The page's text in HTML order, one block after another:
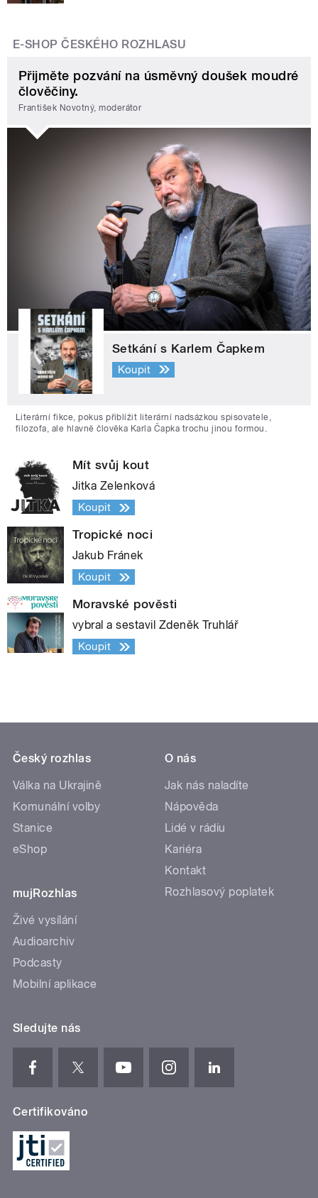
E-SHOP ČESKÉHO ROZHLASU
Přijměte pozvání na úsměvný doušek moudré
člověčiny.
František Novotný, moderátor
Setkání s Karlem Čapkem
Koupit
Literární fikce, pokus přiblížit literární nadsázkou spisovatele,
filozofa, ale hlavně člověka Karla Čapka trochu jinou formou.
Mít svůj kout
Jitka Zelenková
Koupit
Tropické noci
Jakub Fránek
Koupit
Moravské pověsti
vybral a sestavil Zdeněk Truhlář
Koupit
Český rozhlas
Válka na Ukrajině
Komunální volby
Stanice
eShop
mujRozhlas
Živé vysílání
Audioarchiv
Podcasty
Mobilní aplikace
O nás
Jak nás naladíte
Nápověda
Lidé v rádiu
Kariéra
Kontakt
Rozhlasový poplatek
Sledujte nás
Certifikováno